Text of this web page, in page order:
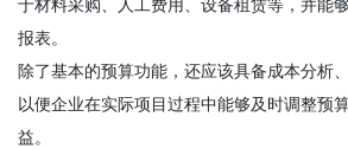
于材料采购、人工费用、设备租赁等，并能
报表。
除了基本的预算功能，还应该具备成本分析
以便企业在实际项目过程中能够及时调整预
益。